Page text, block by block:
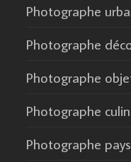
Photographe
Photographe
Photographe
Photographe
Photographe